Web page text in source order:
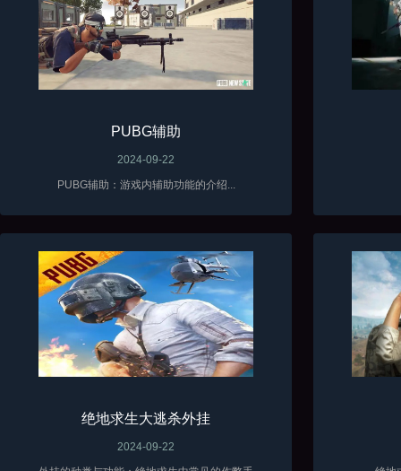
PUBG辅助
2024-09-22
PUBG辅助：游戏内辅助功能的介绍...
绝地求生大逃杀外挂
2024-09-22